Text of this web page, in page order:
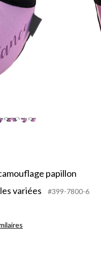
+1
papillon
variées
#399-7800-6